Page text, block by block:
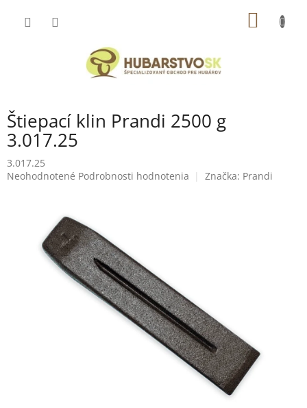
Štiepací klin Prandi 2500 g
3.017.25
3.017.25
Priemerné
hviezdičiek.
Neohodnotené Podrobnosti hodnotenia Značka: Prandi